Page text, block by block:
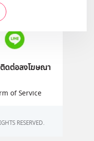
ที่
ติดต่อลงโฆษณา
of Service
RESERVED.